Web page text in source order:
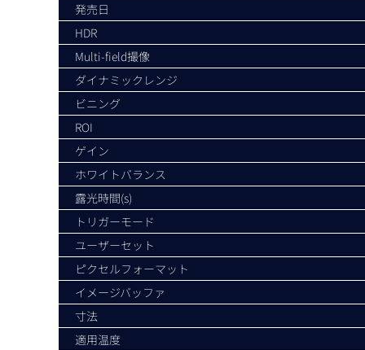
発売日
HDR
Multi-field撮像
ダイナミックレンジ
ビニング
ROI
ゲイン
ホワイトバランス
露光時間(s)
トリガーモード
ユーザーセット
ピクセルフォーマット
イメージバッファ
寸法
適用温度